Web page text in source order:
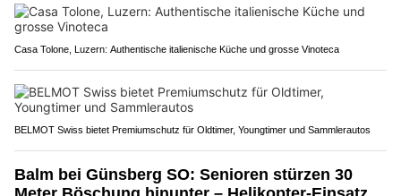
Casa Tolone, Luzern: Authentische italienische Küche und grosse Vinoteca
BELMOT Swiss bietet Premiumschutz für Oldtimer, Youngtimer und Sammlerautos
Balm bei Günsberg SO: Senioren stürzen 30